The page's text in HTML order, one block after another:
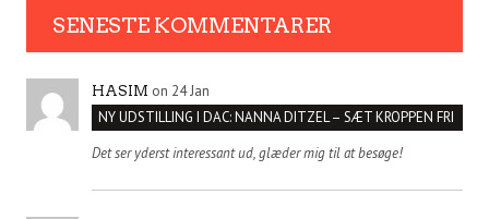
SENESTE KOMMENTARER
HASIM on 24 Jan
NY UDSTILLING I DAC: NANNA DITZEL – SÆT KROPPEN FRI
Det ser yderst interessant ud, glæder mig til at besøge!